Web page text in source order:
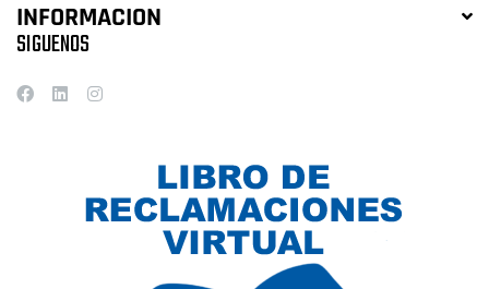
INFORMACION
SIGUENOS